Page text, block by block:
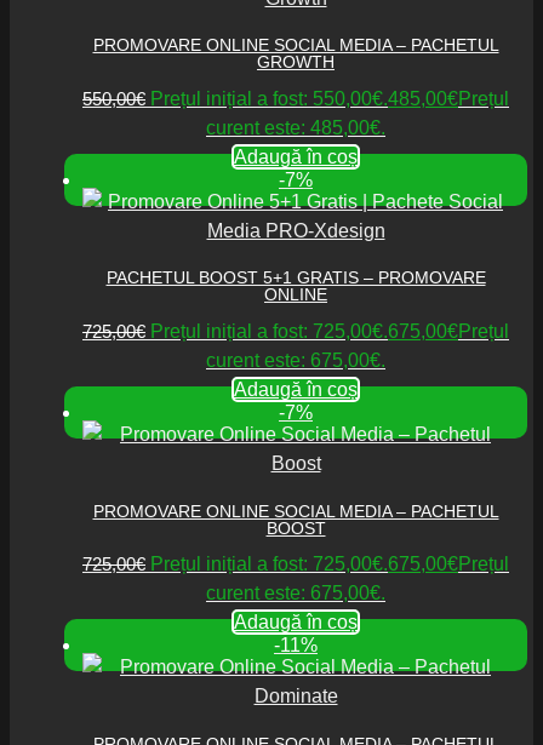
PROMOVARE ONLINE SOCIAL MEDIA – PACHETUL
GROWTH
550,00€ Prețul inițial a fost: 550,00€.485,00€Prețul
curent este: 485,00€.
Adaugă în coș
-7%
PACHETUL BOOST 5+1 GRATIS – PROMOVARE
ONLINE
725,00€ Prețul inițial a fost: 725,00€.675,00€Prețul
curent este: 675,00€.
Adaugă în coș
-7%
PROMOVARE ONLINE SOCIAL MEDIA – PACHETUL
BOOST
725,00€ Prețul inițial a fost: 725,00€.675,00€Prețul
curent este: 675,00€.
Adaugă în coș
-11%